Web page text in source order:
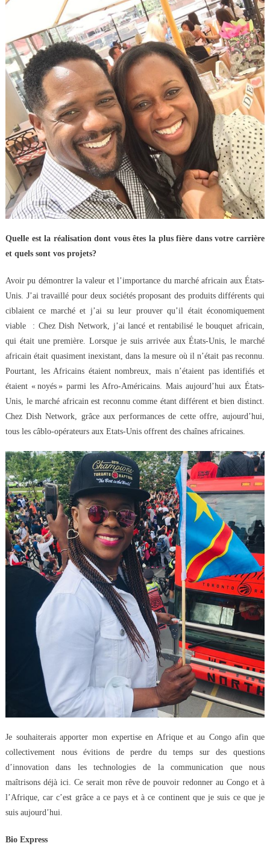
Quelle est la réalisation dont vous êtes la plus fière dans votre carrière
et quels sont vos projets?
Avoir pu démontrer la valeur et l’importance du marché africain aux États-
Unis. J’ai travaillé pour deux sociétés proposant des produits différents qui
ciblaient ce marché et j’ai su leur prouver qu’il était économiquement
viable : Chez Dish Network, j’ai lancé et rentabilisé le bouquet africain,
qui était une première. Lorsque je suis arrivée aux États-Unis, le marché
africain était quasiment inexistant, dans la mesure où il n’était pas reconnu.
Pourtant, les Africains étaient nombreux, mais n’étaient pas identifiés et
étaient « noyés » parmi les Afro-Américains. Mais aujourd’hui aux États-
Unis, le marché africain est reconnu comme étant différent et bien distinct.
Chez Dish Network, grâce aux performances de cette offre, aujourd’hui,
tous les câblo-opérateurs aux Etats-Unis offrent des chaînes africaines.
Je souhaiterais apporter mon expertise en Afrique et au Congo afin que
collectivement nous évitions de perdre du temps sur des questions
d’innovation dans les technologies de la communication que nous
maîtrisons déjà ici. Ce serait mon rêve de pouvoir redonner au Congo et à
l’Afrique, car c’est grâce a ce pays et à ce continent que je suis ce que je
suis aujourd’hui.
Bio Express